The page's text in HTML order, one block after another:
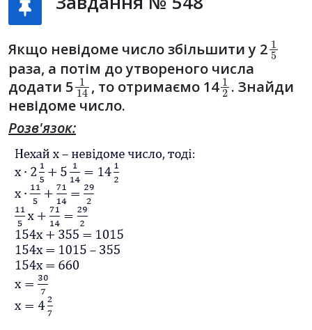
Якщо невідоме число збільшити у 2
1
раза, а потім до утвореного числа
додати 5
114
, то отримаємо 14
12
. Знайди
невідоме число.
Розв'язок: